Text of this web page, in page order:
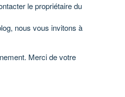
le propriétaire du
nous vous invitons à
Merci de votre